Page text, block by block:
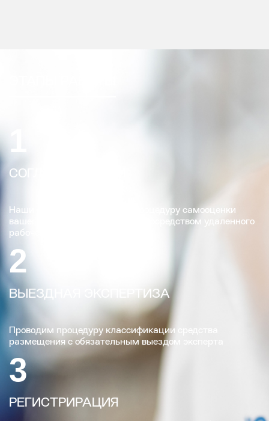
СОГЛАСОВЫВАЕМ
Наши эксперты сопроводят процедуру самооценки
вашего средства размещения посредством удаленного
рабочего стола
2
ВЫЕЗДНАЯ ЭКСПЕРТИЗА
Проводим процедуру классификации средства
размещения с обязательным выездом эксперта
3
РЕГИСТРИРАЦИЯ